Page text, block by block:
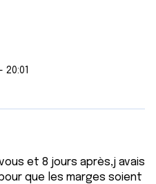
et 8 jours après,j avais
que les marges soient